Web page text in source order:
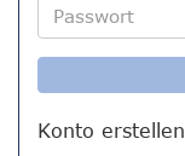
Passwort
Konto erstellen